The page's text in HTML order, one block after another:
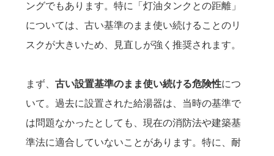
ングでもあります。特に「灯油タンクとの距離」
については、古い基準のまま使い続けることのリ
スクが大きいため、見直しが強く推奨されます。
まず、 古い設置基準のまま使い続ける危険性につ
いて。過去に設置された給湯器は、当時の基準で
は問題なかったとしても、現在の消防法や建築基
準法に適合していないことがあります。特に、耐